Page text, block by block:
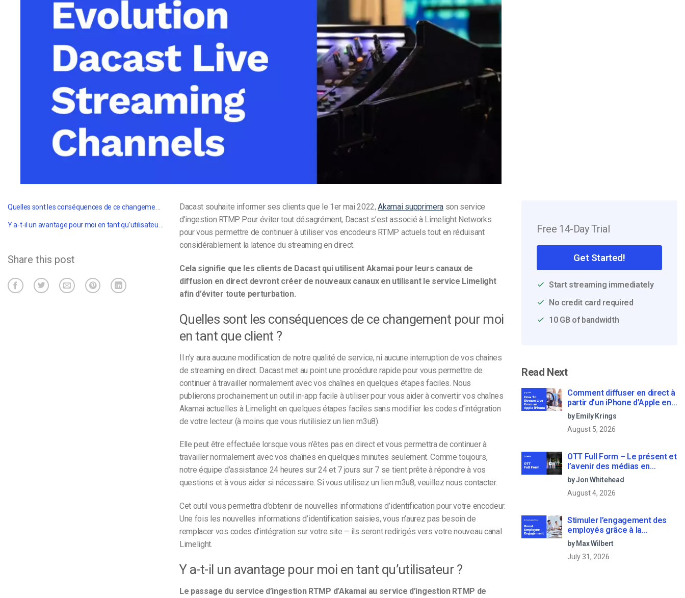
CMS vidéo
Confidentialité et sécurité
Marketing vidéo
d’apprentissage en ligne
Quelles sont les conséquences de ce changement pour moi en tant que client ?
Share this post
Dacast souhaite informer ses clients que le 1er mai 2022,Akamai supprimera son service
d’ingestion RTMP. Pour éviter tout désagrément, Dacast s’est associé à Limelight Networks
pour vous permettre de continuer à utiliser vos encodeurs RTMP actuels tout en réduisant
considérablement la latence du streaming en direct.
Cela signifie que les clients de Dacast qui utilisent Akamai pour leurs canaux de
diffusion en direct devront créer de nouveaux canaux en utilisant le service Limelight
afin d’éviter toute perturbation.
Quelles sont les conséquences de ce changement pour moi
en tant que client ?
Il n’y aura aucune modification de notre qualité de service, ni aucune interruption de vos chaînes
de streaming en direct. Dacast met au point une procédure rapide pour vous permettre de
continuer à travailler normalement avec vos chaînes en quelques étapes faciles. Nous
publierons prochainement un outil in-app facile à utiliser pour vous aider à convertir vos chaînes
Akamai actuelles à Limelight en quelques étapes faciles sans modifier les codes d’intégration
de votre lecteur (à moins que vous n’utilisiez un lien m3u8).
Elle peut être effectuée lorsque vous n’êtes pas en direct et vous permettra de continuer à
travailler normalement avec vos chaînes en quelques minutes seulement. Comme toujours,
notre équipe d’assistance 24 heures sur 24 et 7 jours sur 7 se tient prête à répondre à vos
questions et à vous aider si nécessaire. Si vous utilisez un lien m3u8, veuillez nous contacter.
Cet outil vous permettra d’obtenir de nouvelles informations d’identification pour votre encodeur.
Une fois les nouvelles informations d’identification saisies, vous n’aurez pas besoin de
remplacer vos codes d’intégration sur votre site – ils seront redirigés vers votre nouveau canal
Limelight.
Y a-t-il un avantage pour moi en tant qu’utilisateur ?
Le passage du service d’ingestion RTMP d’Akamai au service d’ingestion RTMP de
Free 14-Day Trial
Get Started!
Start streaming immediately
No credit card required
10 GB of bandwidth
Read Next
Comment diffuser en direct à
partir d’un iPhone d’Apple en
6 étapes faciles
by Emily Krings
August 5, 2026
OTT Full Form – Le présent et
l’avenir des médias en
continu
by Jon Whitehead
August 4, 2026
Stimuler l’engagement des
employés grâce à la
communication d’entreprise
en direct
by Max Wilbert
July 31, 2026